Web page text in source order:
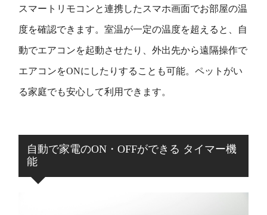
スマートリモコンと連携したスマホ画面でお部屋の温
度を確認できます。室温が一定の温度を超えると、自
動でエアコンを起動させたり、外出先から遠隔操作で
エアコンをONにしたりすることも可能。ペットがい
る家庭でも安心して利用できます。
自動で家電のON・OFFができる タイマー機
能